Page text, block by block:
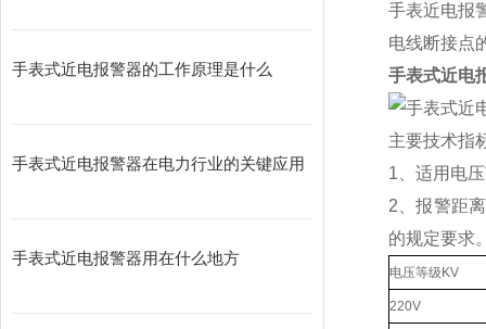
手表式近电报警器的工作原理是什么
手表式近电报警器在电力行业的关键应用
手表式近电报警器用在什么地方
手表近电报
电线断接点
手表式近电
主要技术指
1、适用电
2、报警距
的规定要求
电压等级KV
220V